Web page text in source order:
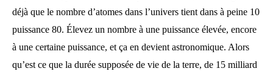
déjà que le nombre d’atomes dans l’univers tient dans à peine 10
puissance 80. Élevez un nombre à une puissance élevée, encore
à une certaine puissance, et ça en devient astronomique. Alors
qu’est ce que la durée supposée de vie de la terre, de 15 milliard